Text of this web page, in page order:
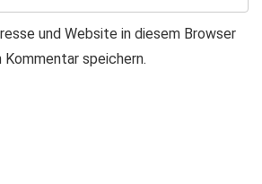
und Website in diesem Browser
speichern.